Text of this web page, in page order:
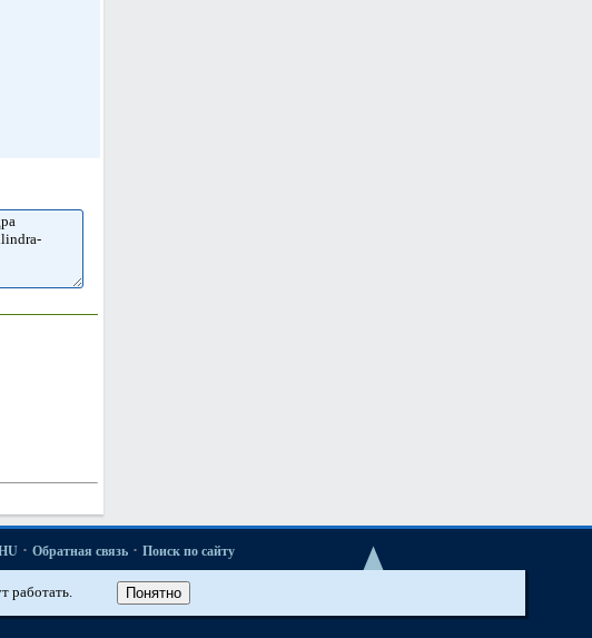
· Обратная связь· Поиск по сайту
двигателей М52 и М52TU·
работать. Понятно